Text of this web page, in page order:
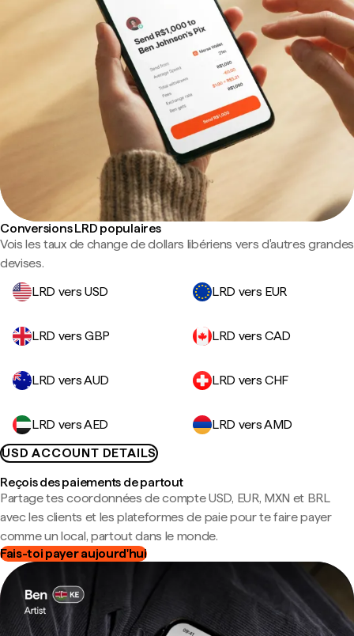
Conversions LRD populaires
Vois les taux de change de dollars libériens vers d'autres grandes
devises.
LRD vers USD
LRD vers EUR
LRD vers GBP LRD vers CAD
LRD vers AUD LRD vers CHF
LRD vers AED
LRD vers AMD
USD ACCOUNT DETAILS
Reçois des paiements de partout
Partage tes coordonnées de compte USD, EUR, MXN et BRL
avec les clients et les plateformes de paie pour te faire payer
comme un local, partout dans le monde.
Fais-toi payer aujourd'hui